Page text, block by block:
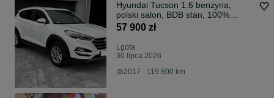
Hyundai Tucson 1.6 benzyna,
polski salon, BDB stan, 100%
Bezwypadkowy, Bogata wersja
57 900 zł
Lgota
30 lipca 2026
2017 - 119 800 km